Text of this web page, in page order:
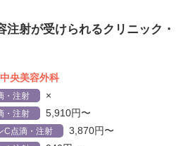
注射が受けられるクリニック・
央美容外科
・注射 ×
・注射 5,910円〜
C点滴・注射 3,870円〜